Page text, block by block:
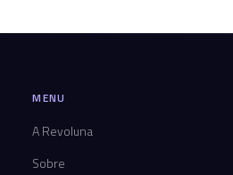
MENU
A Revoluna
Sobre